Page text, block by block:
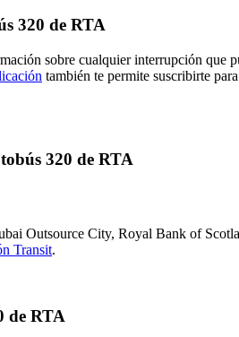
320 de RTA
sobre cualquier interrupción que
también te permite suscribirte
320 de RTA
Outsource City, Royal Bank of
Transit.
de RTA